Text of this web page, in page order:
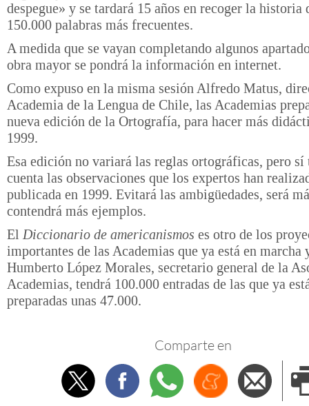
despegue» y se tardará 15 años en recoger la historia
150.000 palabras más frecuentes.
A medida que se vayan completando algunos
obra mayor se pondrá la información en internet.
Como expuso en la misma sesión Alfredo Matus,
Academia de la Lengua de Chile, las Academias
nueva edición de la Ortografía, para hacer más
1999.
Esa edición no variará las reglas ortográficas, pero sí
cuenta las observaciones que los expertos han
publicada en 1999. Evitará las ambigüedades, será
contendrá más ejemplos.
El Diccionario de americanismos es otro de los
importantes de las Academias que ya está en marcha
Humberto López Morales, secretario general de la
Academias, tendrá 100.000 entradas de las que ya
preparadas unas 47.000.
Comparte en
TwitterFacebookWhatsappMenéame